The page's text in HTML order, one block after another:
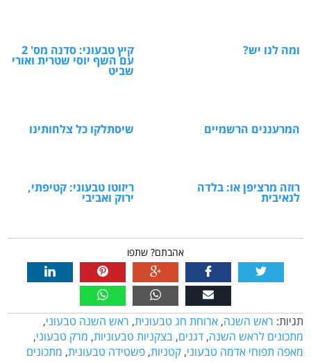
ומה לנו יש? קיץ טבעוני: סדנה מס' 2
עם השף יוסי שטרית ואורי
שביט
המרעננים הרשמיים שיסתלקו כל צלחותינו
רוזה מרציפן או: בלדה
לנאיבית
ריזוטו טבעוני: קטיפתי,
ירוק ואביבי
אהבתם? שתפו
תגיות: ראש השנה, ארוחת חג טבעונית, ראש השנה טבעוני,
מתכונים לראש השנה, דגנים, בצקניות טבעוניות, מרק טבעוני,
מאפה תפוחי אדמה טבעוני, קטניות, פשטידה טבעונית, מתכונים